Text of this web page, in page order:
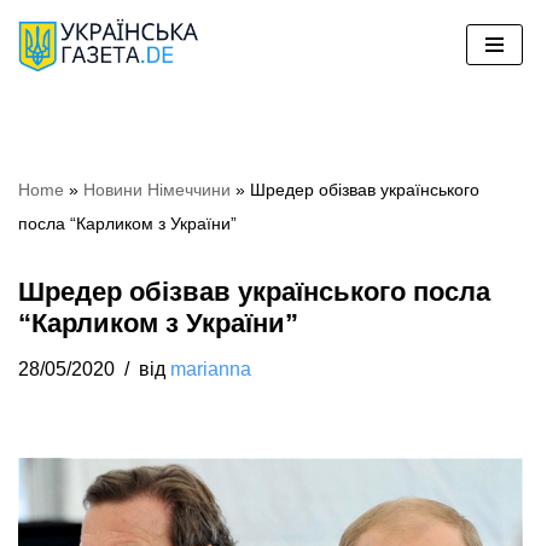
Перейти
Home » Новини Німеччини » Шредер обізвав українського
посла “Карликом з України”
Шредер обізвав українського посла
“Карликом з України”
28/05/2020 від marianna